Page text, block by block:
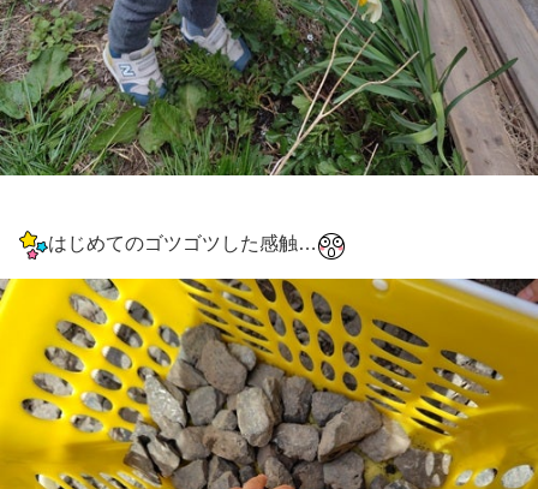
はじめてのゴツゴツした感触…